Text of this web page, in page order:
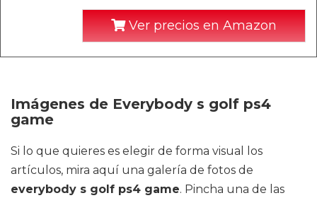
Ver precios en Amazon
Imágenes de Everybody s golf ps4
game
Si lo que quieres es elegir de forma visual los
artículos, mira aquí una galería de fotos de
everybody s golf ps4 game. Pincha una de las